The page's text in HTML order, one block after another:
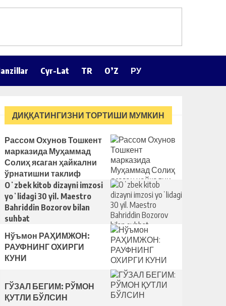
Cyr-Lat TR O’Z РУ
ДИҚҚАТИНГИЗНИ ТОРТИШИ МУМКИН
Рассом Охунов Тошкент
марказида Муҳаммад
Солиҳ яcаган ҳайкални
ўрнатишни таклиф
қилди
Oʻzbek kitob dizayni imzosi
yoʻlidagi 30 yil. Maestro
Bahriddin Bozorov bilan
suhbat
Нўъмон РАҲИМЖОН:
РАУФНИНГ ОХИРГИ
КУНИ
ГЎЗАЛ БЕГИМ: РЎМОН
ҚУТЛИ БЎЛСИН